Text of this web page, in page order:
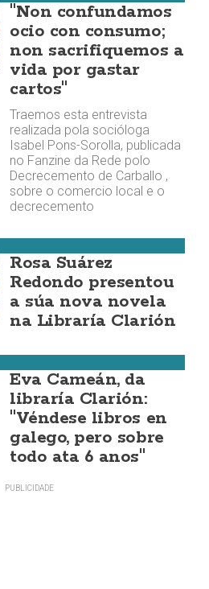
"Non confundamos
ocio con consumo;
non sacrifiquemos a
vida por gastar
cartos"
Traemos esta entrevista
realizada pola socióloga
Isabel Pons-Sorolla, publicada
no Fanzine da Rede polo
Decrecemento de Carballo ,
sobre o comercio local e o
decrecemento
Rosa Suárez
Redondo presentou
a súa nova novela
na Libraría Clarión
Eva Cameán, da
libraría Clarión:
"Véndese libros en
galego, pero sobre
todo ata 6 anos"